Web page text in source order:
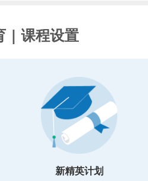
| 课程设置
新精英计划